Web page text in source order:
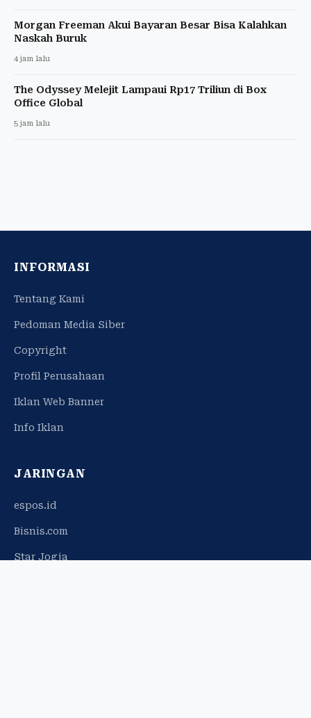
Morgan Freeman Akui Bayaran Besar Bisa Kalahkan
Naskah Buruk
4 jam lalu
The Odyssey Melejit Lampaui Rp17 Triliun di Box
Office Global
5 jam lalu
INFORMASI
Tentang Kami
Pedoman Media Siber
Copyright
Profil Perusahaan
Iklan Web Banner
Info Iklan
JARINGAN
espos.id
Bisnis.com
Star Jogja